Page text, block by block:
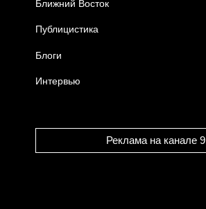
Ближний Восток
Публицистика
Блоги
Интервью
Реклама на канале 9